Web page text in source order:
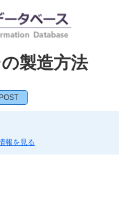
製造方法
報を見る